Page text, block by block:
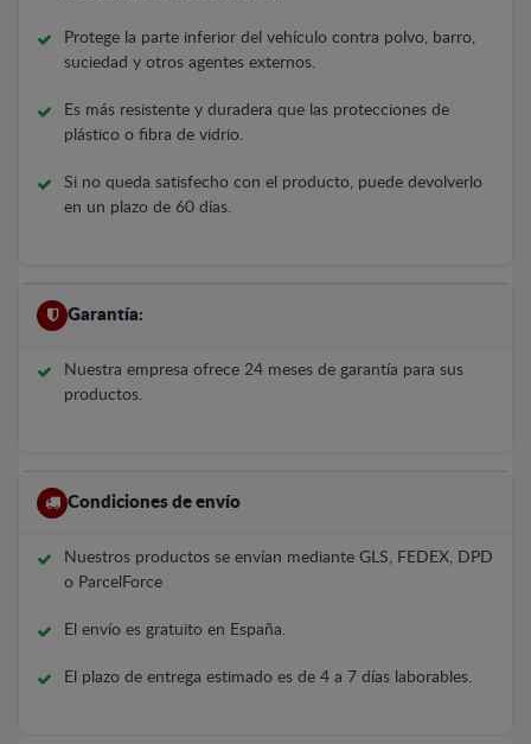
Protege la parte inferior del vehículo contra polvo, barro,
suciedad y otros agentes externos.
Es más resistente y duradera que las protecciones de
plástico o fibra de vidrio.
Si no queda satisfecho con el producto, puede devolverlo
en un plazo de 60 días.
Garantía:
Nuestra empresa ofrece 24 meses de garantía para sus
productos.
Condiciones de envío
Nuestros productos se envían mediante GLS, FEDEX, DPD
o ParcelForce
El envío es gratuito en España.
El plazo de entrega estimado es de 4 a 7 días laborables.